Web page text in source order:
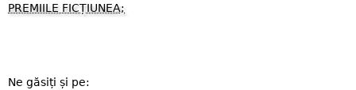
PREMIILE FICȚIUNEA;
Ne găsiți și pe: